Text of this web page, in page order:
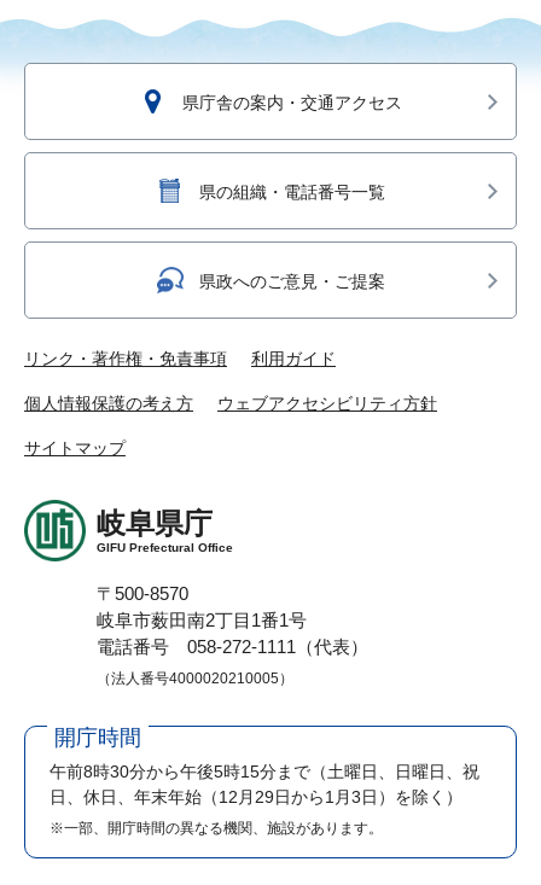
県庁舎の案内・交通アクセス
県の組織・電話番号一覧
県政へのご意見・ご提案
リンク・著作権・免責事項 利用ガイド
個人情報保護の考え方 ウェブアクセシビリティ方針
サイトマップ
岐阜県庁
GIFU Prefectural Office
〒500-8570
岐阜市薮田南2丁目1番1号
電話番号 058-272-1111（代表）
（法人番号4000020210005）
開庁時間
午前8時30分から午後5時15分まで （土曜日、日曜日、祝
日、休日、年末年始（12月29日から1月3日）を除く）
※一部、開庁時間の異なる機関、施設があります。